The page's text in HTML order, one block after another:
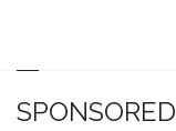
SPONSORED